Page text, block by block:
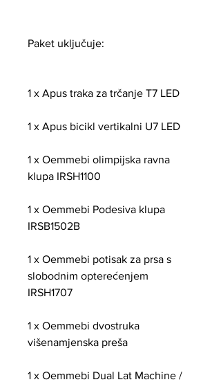
Paket uključuje:
1 x Apus traka za trčanje T7 LED
1 x Apus bicikl vertikalni U7 LED
1 x Oemmebi olimpijska ravna
klupa IRSH1100
1 x Oemmebi Podesiva klupa
IRSB1502B
1 x Oemmebi potisak za prsa s
slobodnim opterećenjem
IRSH1707
1 x Oemmebi dvostruka
višenamjenska preša
1 x Oemmebi Dual Lat Machine /